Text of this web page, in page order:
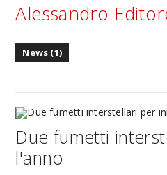
FRANCO RICCIARDIELLO ZENDAYA STAR
Alessandro
News (1)
Due fumetti
l'anno